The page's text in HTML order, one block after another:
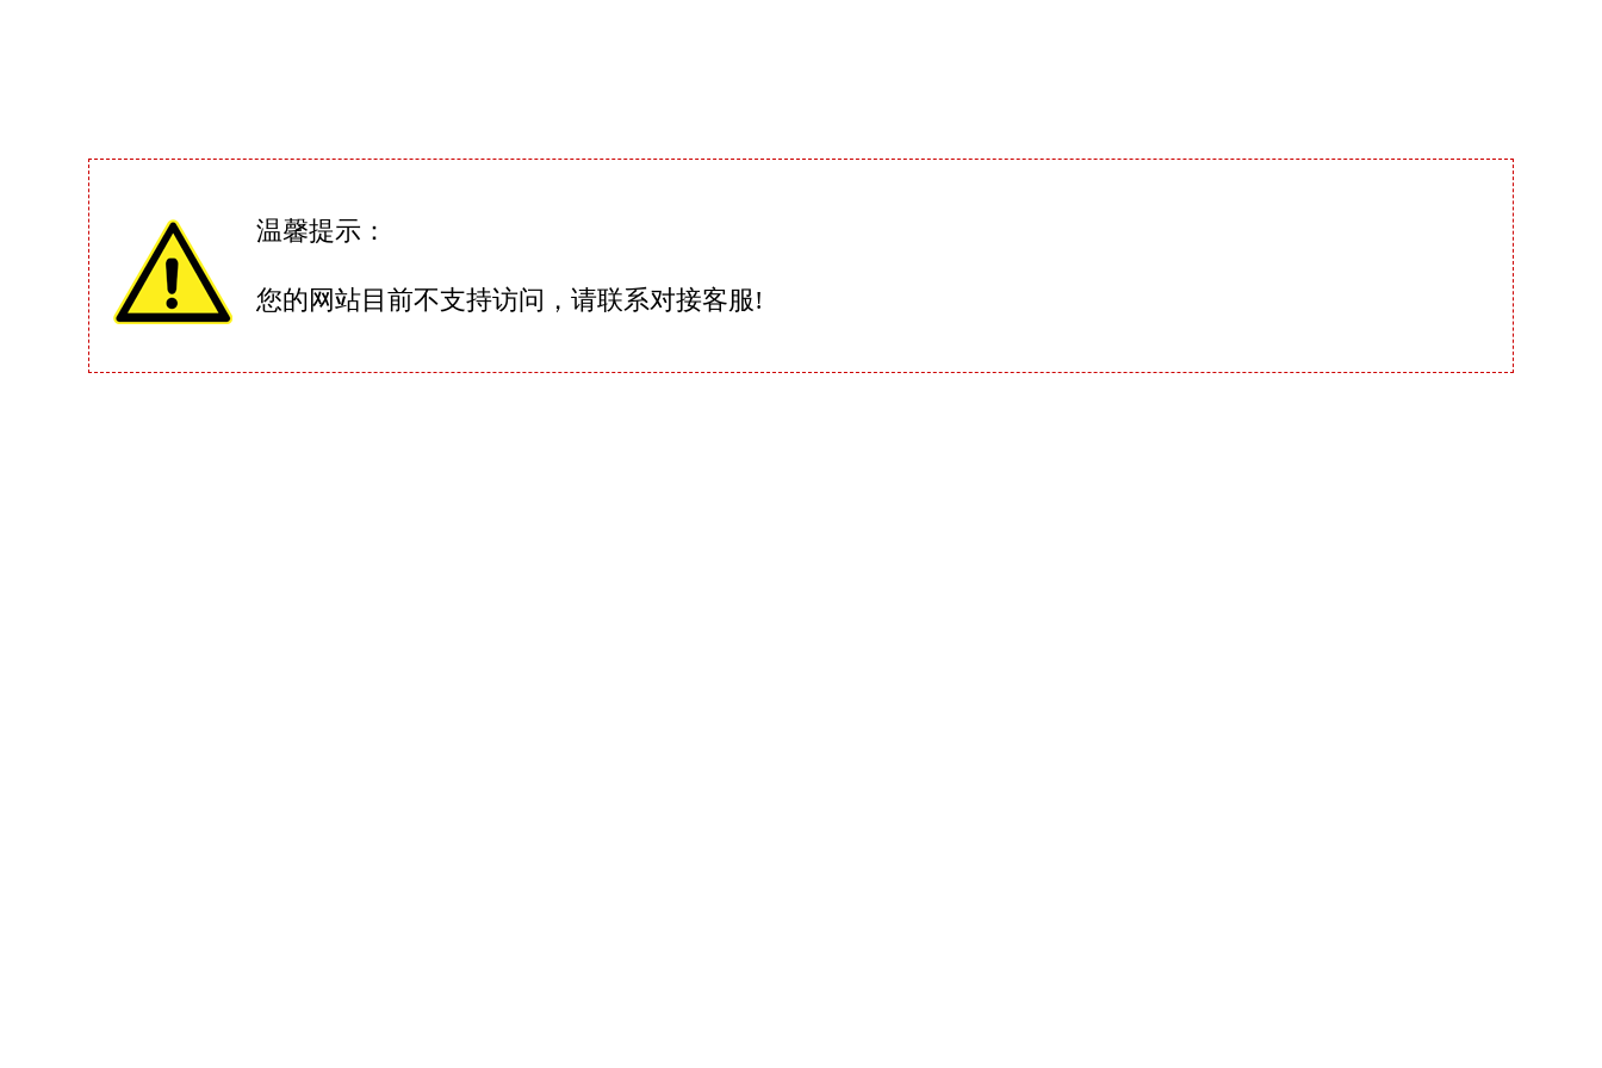
温馨提示：
您的网站目前不支持访问，请联系对接客服!